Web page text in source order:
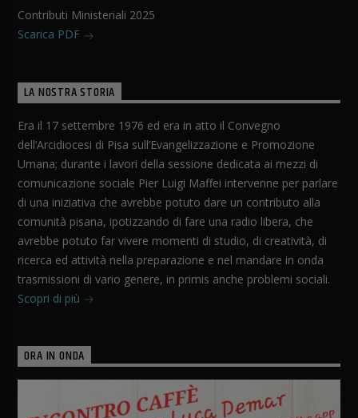
Contributi Ministeriali 2025
Scarica PDF
LA NOSTRA STORIA
Era il 17 settembre 1976 ed era in atto il Convegno
dell’Arcidiocesi di Pisa sull’Evangelizzazione e Promozione
Umana; durante i lavori della sessione dedicata ai mezzi di
comunicazione sociale Pier Luigi Maffei intervenne per parlare
di una iniziativa che avrebbe potuto dare un contributo alla
comunità pisana, ipotizzando di fare una radio libera, che
avrebbe potuto far vivere momenti di studio, di creatività, di
ricerca ed attività nella preparazione e nel mandare in onda
trasmissioni di vario genere, in primis anche problemi sociali.
Scopri di più
ORA IN ONDA